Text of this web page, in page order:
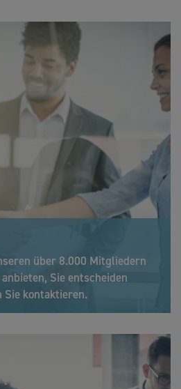
über 8.000 Mitgliedern
Sie entscheiden
Sie kontaktieren.